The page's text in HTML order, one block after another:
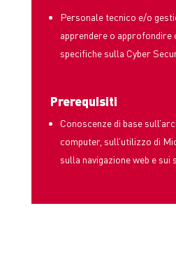
Personale tecnico e/o
apprendere o approfondire
specifiche sulla Cyber
Prerequisiti
Conoscenze di base
computer, sull’utilizzo di
sulla navigazione web e sui